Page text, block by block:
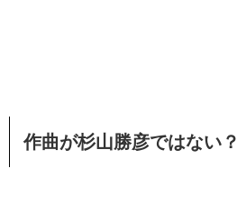
作曲が杉山勝彦ではない？